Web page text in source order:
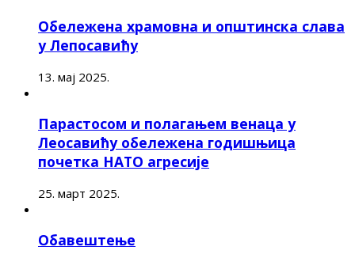
Обележена храмовна и општинска слава
у Лепосавићу
13. мај 2025.
Парастосом и полагањем венаца у
Леосавићу обележена годишњица
почетка НАТО агресије
25. март 2025.
Обавештење